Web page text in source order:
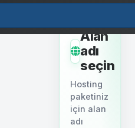
Alan
adı
seçin
Hosting
paketiniz
için alan
adı